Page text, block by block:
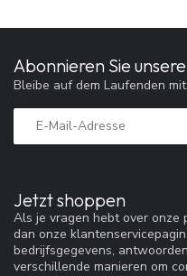
Jetzt shoppen
Als je vragen hebt over onze
dan onze
bedrijfsgegevens,
verschillende manieren om
Abonnieren Sie
Bleibe auf dem Laufenden